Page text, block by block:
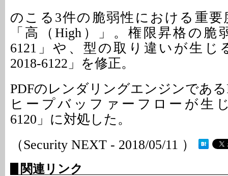
のこる3件の脆弱性における重
「高（High）」。権限昇格の脆
6121」や、型の取り違いが生じ
2018-6122」を修正。
PDFのレンダリングエンジンであ
ヒープバッファーフローが生じ
6120」に対処した。
（Security NEXT - 2018/05/11 ）
関連リンク